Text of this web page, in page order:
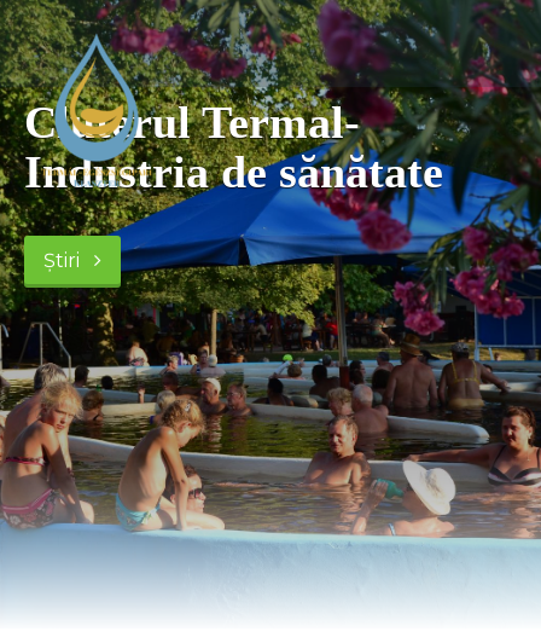
Cluterul Termal-
Industria de sănătate
Știri